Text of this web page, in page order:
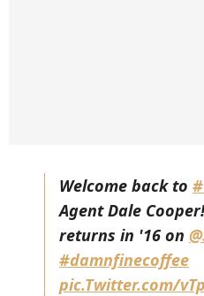
Welcome back to
Agent Dale
returns in '16 on
#damnfinecoffee
pic.Twitter.com/